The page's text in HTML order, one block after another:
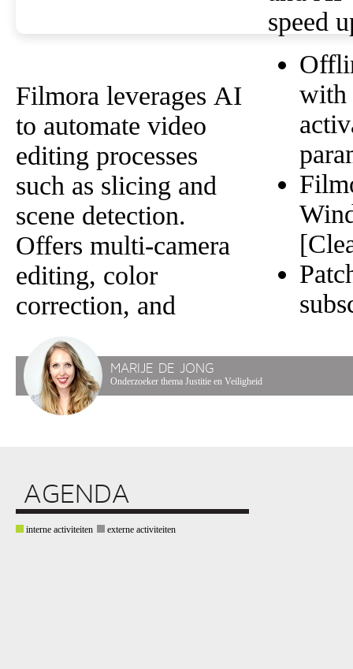
Filmora leverages AI
to automate video
editing processes
such as slicing and
scene detection.
Offers multi-camera
editing, color
correction, and
speed
with
MARIJE DE JONG
Onderzoeker thema Justitie en Veiligheid
AGENDA
interne activiteiten externe activiteiten